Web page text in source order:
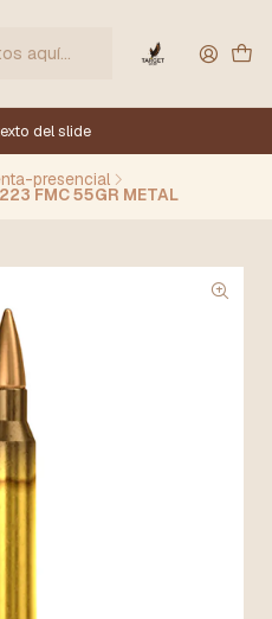
del slide
presencial
FMC 55GR METAL